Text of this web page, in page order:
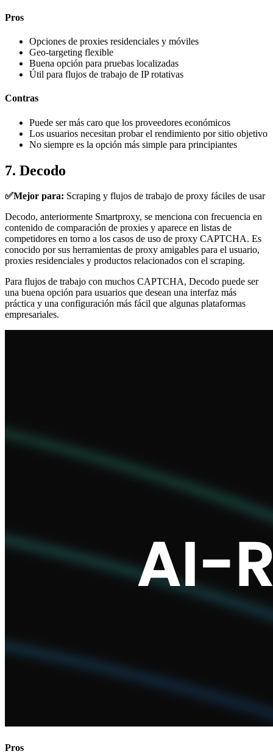
Pros
Opciones de proxies residenciales y móviles
Geo-targeting flexible
Buena opción para pruebas localizadas
Útil para flujos de trabajo de IP rotativas
Contras
Puede ser más caro que los proveedores económicos
Los usuarios necesitan probar el rendimiento por sitio objetivo
No siempre es la opción más simple para principiantes
7. Decodo
✅Mejor para: Scraping y flujos de trabajo de proxy fáciles de usar
Decodo, anteriormente Smartproxy, se menciona con frecuencia en
contenido de comparación de proxies y aparece en listas de
competidores en torno a los casos de uso de proxy CAPTCHA. Es
conocido por sus herramientas de proxy amigables para el usuario,
proxies residenciales y productos relacionados con el scraping.
Para flujos de trabajo con muchos CAPTCHA, Decodo puede ser
una buena opción para usuarios que desean una interfaz más
práctica y una configuración más fácil que algunas plataformas
empresariales.
Pros